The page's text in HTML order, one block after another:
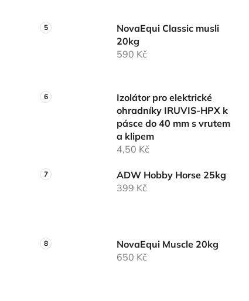
NovaEqui Classic musli
20kg
590 Kč
Izolátor pro elektrické
ohradníky IRUVIS-HPX k
pásce do 40 mm s vrutem
a klipem
4,50 Kč
ADW Hobby Horse 25kg
399 Kč
NovaEqui Muscle 20kg
650 Kč